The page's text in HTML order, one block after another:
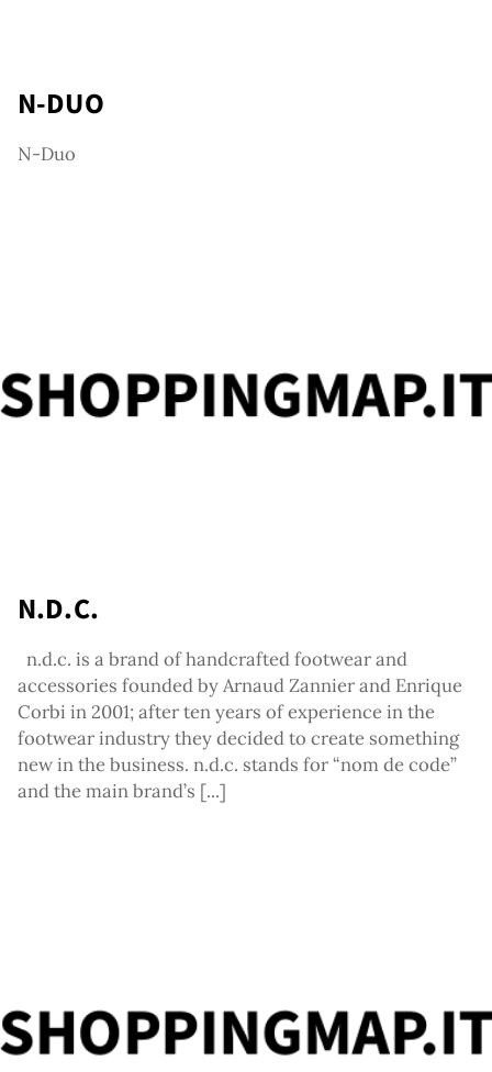
N-DUO
N-Duo
N.D.C.
n.d.c. is a brand of handcrafted footwear and
accessories founded by Arnaud Zannier and Enrique
Corbi in 2001; after ten years of experience in the
footwear industry they decided to create something
new in the business. n.d.c. stands for “nom de code”
and the main brand’s [...]